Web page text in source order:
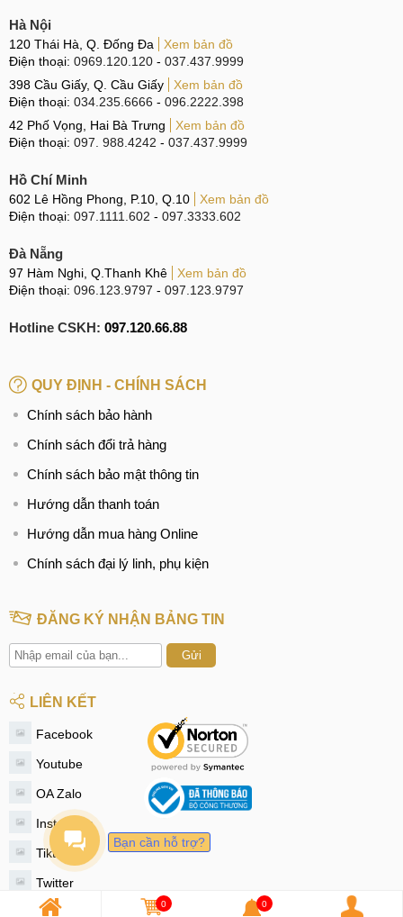
Hà Nội
120 Thái Hà, Q. Đống Đa
Xem bản đồ
Điện thoại: 0969.120.120 - 037.437.9999
398 Cầu Giấy, Q. Cầu Giấy
Xem bản đồ
Điện thoại: 034.235.6666 - 096.2222.398
42 Phố Vọng, Hai Bà Trưng
Xem bản đồ
Điện thoại: 097. 988.4242 - 037.437.9999
Hồ Chí Minh
602 Lê Hồng Phong, P.10, Q.10
Xem bản đồ
Điện thoại: 097.1111.602 - 097.3333.602
Đà Nẵng
97 Hàm Nghi, Q.Thanh Khê
Xem bản đồ
Điện thoại: 096.123.9797 - 097.123.9797
Hotline CSKH: 097.120.66.88
QUY ĐỊNH - CHÍNH SÁCH
Chính sách bảo hành
Chính sách đổi trả hàng
Chính sách bảo mật thông tin
Hướng dẫn thanh toán
Hướng dẫn mua hàng Online
Chính sách đại lý linh, phụ kiện
ĐĂNG KÝ NHẬN BẢNG TIN
Gửi
LIÊN KẾT
Facebook
Youtube
OA Zalo
Instagram
Tiktok
Twitter
0 0
Bạn cần hỗ trợ?